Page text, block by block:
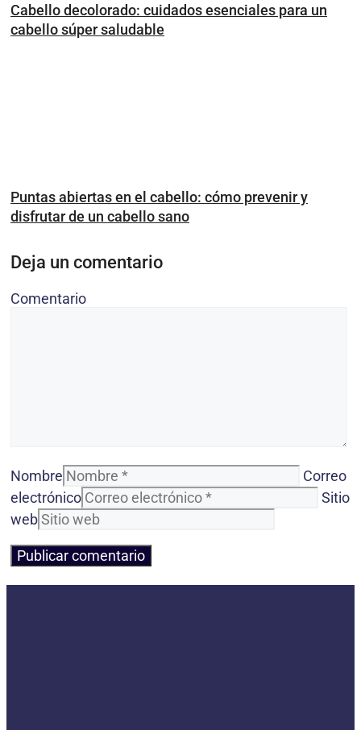
Cabello decolorado: cuidados esenciales para un
cabello súper saludable
Puntas abiertas en el cabello: cómo prevenir y
disfrutar de un cabello sano
Deja un comentario
Comentario
Nombre
Correo
electrónico
Sitio
web